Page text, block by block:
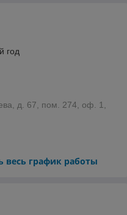
год
д. 67, пом. 274, оф. 1,
весь график работы